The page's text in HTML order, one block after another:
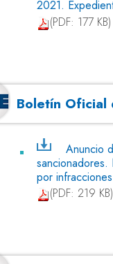
2021.
(PDF: 177 KB)
Boletín Oficial
Anuncio
por
(PDF: 219 KB)